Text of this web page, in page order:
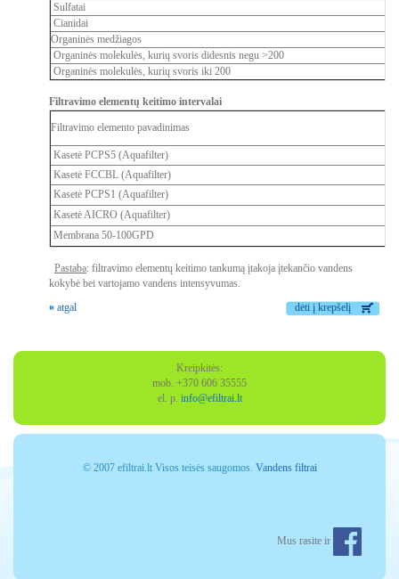
Sulfatai
Cianidai
Organinės medžiagos
Organinės molekulės, kurių svoris didesnis negu >200
Organinės molekulės, kurių svoris iki 200
Filtravimo elementų keitimo intervalai
Filtravimo elemento pavadinimas
Kasetė PCPS5 (Aquafilter)
Kasetė FCCBL (Aquafilter)
Kasetė PCPS1 (Aquafilter)
Kasetė AICRO (Aquafilter)
Membrana 50-100GPD
Pastaba: filtravimo elementų keitimo tankumą įtakoja įtekančio vandens
kokybė bei vartojamo vandens intensyvumas.
« atgal
dėti į krepšelį
Kreipkitės:
mob. +370 606 35555
el. p. info@efiltrai.lt
© 2007 efiltrai.lt Visos teisės saugomos. Vandens filtrai
Mus rasite ir